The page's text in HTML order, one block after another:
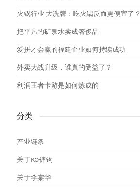
火锅行业 大洗牌：吃火锅反而更便宜了？
把平凡的矿泉水卖成奢侈品
爱拼才会赢的福建企业如何持续成功
外卖大战升级，谁真的受益了？
利润王者卡游是如何炼成的
分类
产业链条
关于KO裤钩
关于李棠华